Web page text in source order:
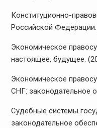
Конституционно-
Российской Федерации.
Экономическое
настоящее, будущее.
Экономическое
СНГ: законодательное
Судебные системы
законодательное